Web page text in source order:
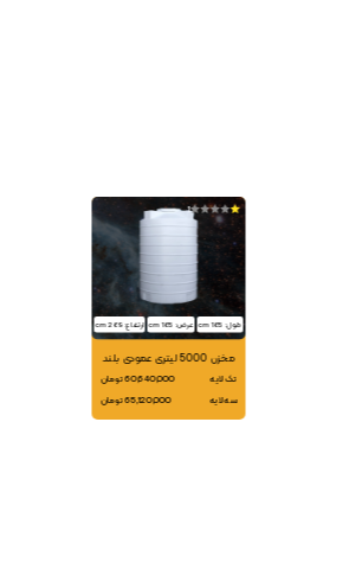
1
طول: 165 cm عرض: 165 cm ارتفاع: 269 cm
مخزن 5000 لیتری عمودی بلند
تک لایه
60,640,000 تومان
سه لایه
65,120,000 تومان